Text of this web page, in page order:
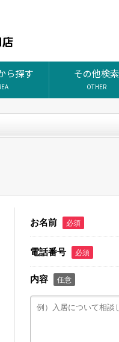
ら探す その他検索
OTHER
お名前 必須
電話番号 必須
内容 任意